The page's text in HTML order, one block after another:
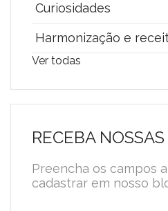
Curiosidades
Harmonização e
Ver todas
RECEBA
Preencha os campos
cadastrar em nosso